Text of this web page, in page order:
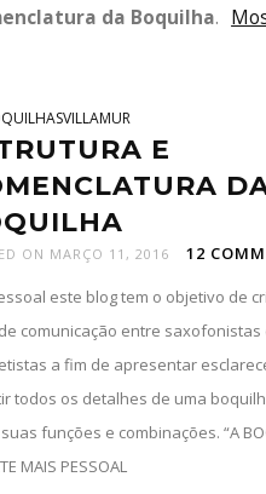
da Boquilha.
E
ON MARÇO 11, 2016
12
este blog tem o objetivo de
comunicação entre saxofonistas
a fim de apresentar
todos os detalhes de uma
funções e combinações. “A
MAIS PESSOAL